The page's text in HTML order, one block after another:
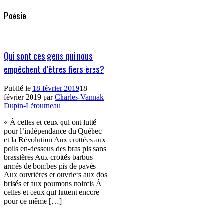
Poésie
Qui sont ces gens qui nous
empêchent d’êtres fiers·ères?
Publié le 18 février 201918
février 2019 parCharles-Vannak
Dupin-Létourneau
« À celles et ceux qui ont lutté
pour l’indépendance du Québec
et la Révolution Aux crottées aux
poils en-dessous des bras pis sans
brassières Aux crottés barbus
armés de bombes pis de pavés
Aux ouvrières et ouvriers aux dos
brisés et aux poumons noircis À
celles et ceux qui luttent encore
pour ce même […]